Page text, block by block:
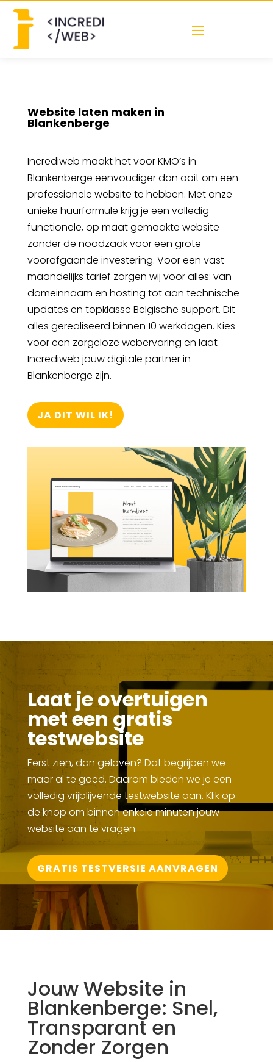
Website laten maken in
Blankenberge
Incrediweb maakt het voor KMO’s in
Blankenberge eenvoudiger dan ooit om een
professionele website te hebben. Met onze
unieke huurformule krijg je een volledig
functionele, op maat gemaakte website
zonder de noodzaak voor een grote
voorafgaande investering. Voor een vast
maandelijks tarief zorgen wij voor alles: van
domeinnaam en hosting tot aan technische
updates en topklasse Belgische support. Dit
alles gerealiseerd binnen 10 werkdagen. Kies
voor een zorgeloze webervaring en laat
Incrediweb jouw digitale partner in
Blankenberge zijn.
JA DIT WIL IK!
Laat je overtuigen
met een gratis
testwebsite
Eerst zien, dan geloven? Dat begrijpen we
maar al te goed. Daarom bieden we je een
volledig vrijblijvende testwebsite aan. Klik op
de knop om binnen enkele minuten jouw
website aan te vragen.
GRATIS TESTVERSIE AANVRAGEN
Jouw Website in
Blankenberge: Snel,
Transparant en
Zonder Zorgen